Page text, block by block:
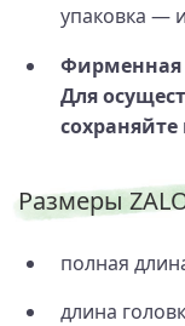
упаковка —
Фирменная
Для
Размеры
полная
длина